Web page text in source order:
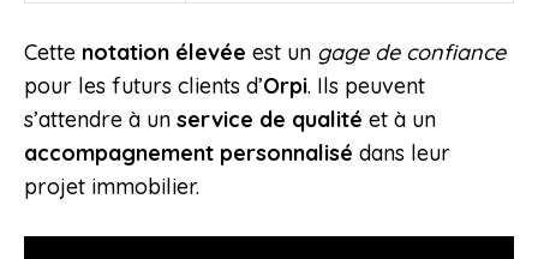
Cette notation élevée est un gage de confiance
pour les futurs clients d’Orpi. Ils peuvent
s’attendre à un service de qualité et à un
accompagnement personnalisé dans leur
projet immobilier.